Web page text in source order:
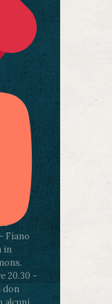
Fiano
in
20.30 -
don